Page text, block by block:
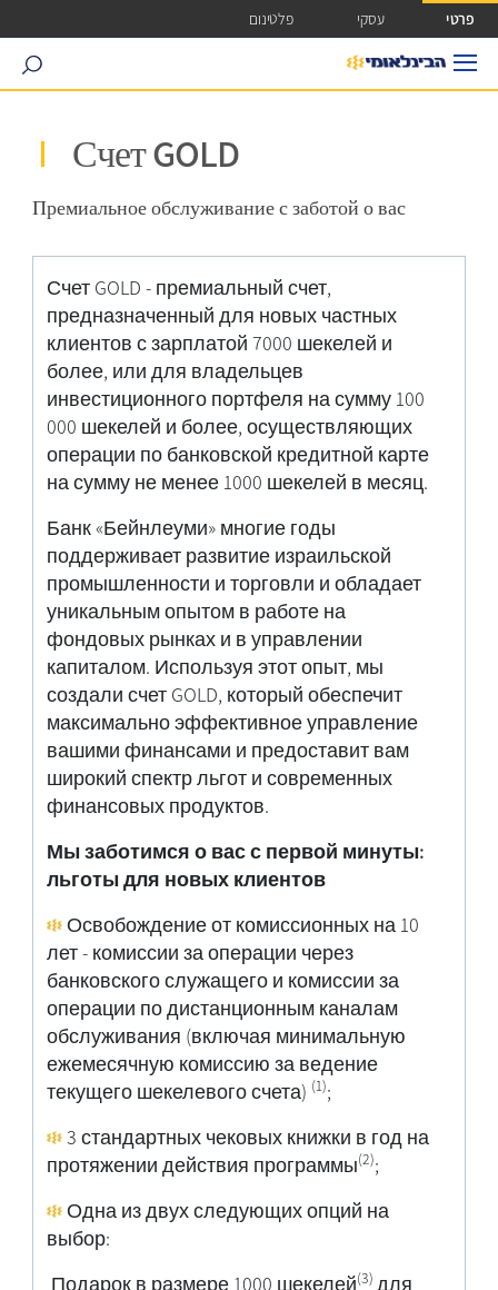
גישה ישירה לכפתור כניסה לחשבונך
פרטי עסקי פלטינום
search
Счет GOLD
Премиальное обслуживание с заботой о вас
Счет GOLD - премиальный счет,
предназначенный для новых частных
клиентов с зарплатой 7000 шекелей и
более, или для владельцев
инвестиционного портфеля на сумму 100
000 шекелей и более, осуществляющих
операции по банковской кредитной карте
на сумму не менее 1000 шекелей в месяц.
Банк «Бейнлеуми» многие годы
поддерживает развитие израильской
промышленности и торговли и обладает
уникальным опытом в работе на
фондовых рынках и в управлении
капиталом. Используя этот опыт, мы
создали счет GOLD, который обеспечит
максимально эффективное управление
вашими финансами и предоставит вам
широкий спектр льгот и современных
финансовых продуктов.
Мы заботимся о вас с первой минуты:
льготы для новых клиентов
Освобождение от комиссионных на 10
лет - комиссии за операции через
банковского служащего и комиссии за
операции по дистанционным каналам
обслуживания (включая минимальную
ежемесячную комиссию за ведение
текущего шекелевого счета) (1);
3 стандартных чековых книжки в год на
протяжении действия программы(2);
Одна из двух следующих опций на
выбор:
Подарок в размере 1000 шекелей(3) для